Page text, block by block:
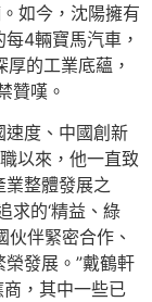
如今，沈陽擁有
4輛寶馬汽車，
厚的工業底蘊，
贊嘆。
速度、中國創新
以來，他一直致
業整體發展之
求的‘精益、綠
伙伴緊密合作、
發展。”戴鶴軒
，其中一些已